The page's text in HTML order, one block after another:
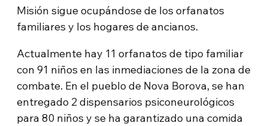
Misión sigue ocupándose de los orfanatos
familiares y los hogares de ancianos.
Actualmente hay 11 orfanatos de tipo familiar
con 91 niños en las inmediaciones de la zona de
combate. En el pueblo de Nova Borova, se han
entregado 2 dispensarios psiconeurológicos
para 80 niños y se ha garantizado una comida